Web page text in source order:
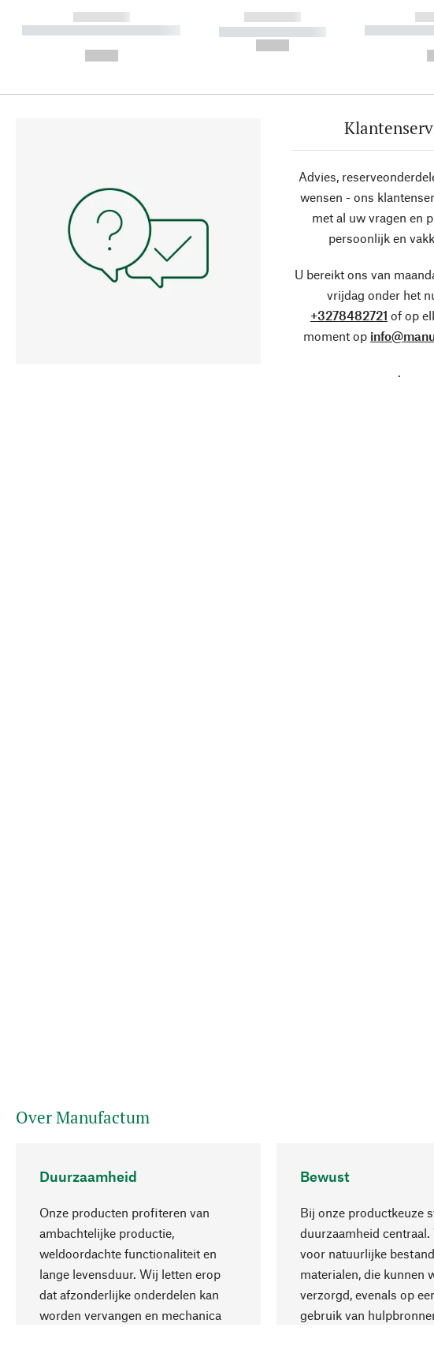
------------
----------- ----------- ----------
------------
----------- -----------
-----------
Advies,
wensen - ons
met al uw vragen en
persoonlijk en
U bereikt ons van
vrijdag onder het
+3278482721 of op
moment op
.
Over Manufactum
Duurzaamheid
Onze producten profiteren van
ambachtelijke productie,
weldoordachte functionaliteit en
lange levensduur. Wij letten erop
dat afzonderlijke onderdelen kan
worden vervangen en mechanica
Bewust
Bij onze productkeuze
duurzaamheid centraal.
voor natuurlijke
materialen, die kunnen
verzorgd, evenals op
gebruik van